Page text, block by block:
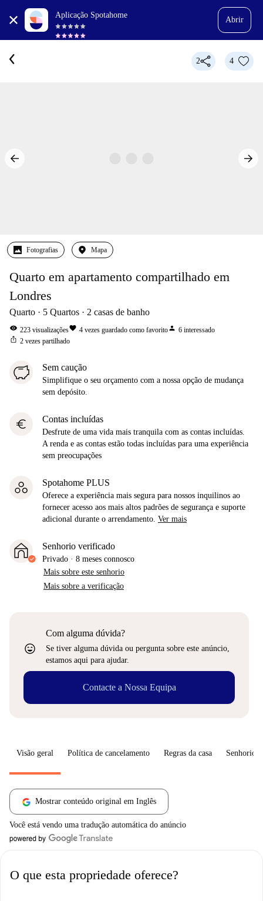
Aplicação Spotahome
Abrir
2 4
Fotografias Mapa
Quarto em apartamento compartilhado em
Londres
Quarto 5 Quartos 2 casas de banho
visibility 223 visualizaçõesfavorite 4 vezes guardado como favoritoperson 6 interessado
ios_share 2 vezes partilhado
Sem caução
Simplifique o seu orçamento com a nossa opção de mudança
sem depósito.
euro Contas incluídas
Desfrute de uma vida mais tranquila com as contas incluídas.
A renda e as contas estão todas incluídas para uma experiência
sem preocupações
Spotahome PLUS
Oferece a experiência mais segura para nossos inquilinos ao
fornecer acesso aos mais altos padrões de segurança e suporte
adicional durante o arrendamento. Ver mais
Senhorio verificado
Privado · 8 meses connosco
Mais sobre este senhorio
Mais sobre a verificação
sentiment_very_satisfied
Com alguma dúvida?
Se tiver alguma dúvida ou pergunta sobre este anúncio,
estamos aqui para ajudar.
Contacte a Nossa Equipa
Visão geral Política de cancelamento Regras da casa Senhorio
Mostrar conteúdo original em Inglês
Você está vendo uma tradução automática do anúncio
O que esta propriedade oferece?